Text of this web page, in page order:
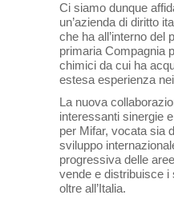
Ci siamo dunque
un’azienda di diritto
che ha all’interno del
primaria Compagnia
chimici da cui ha
estesa esperienza
La nuova
interessanti sinergie
per Mifar, vocata sia
sviluppo
progressiva delle
vende e distribuisce i
oltre all’Italia.